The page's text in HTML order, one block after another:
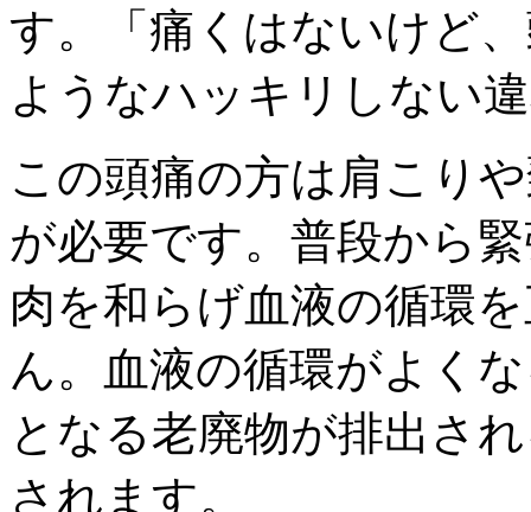
す。「痛くはないけど
ようなハッキリしない
この頭痛の方は肩こり
が必要です。普段から
肉を和らげ血液の循環
ん。血液の循環がよく
となる老廃物が排出さ
されます。